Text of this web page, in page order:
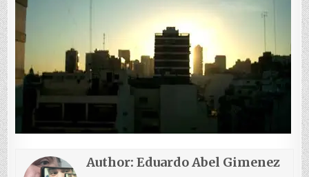
Author:Eduardo Abel Gimenez